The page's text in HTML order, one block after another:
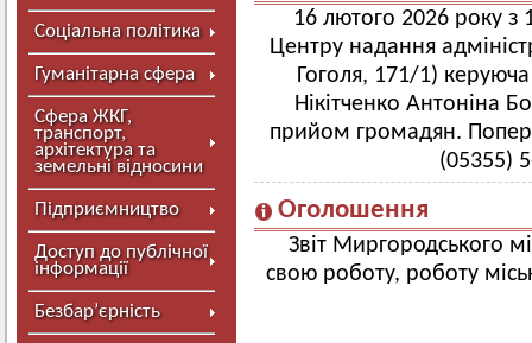
Соціальна політика
Гуманітарна сфера
Сфера ЖКГ,
транспорт,
архітектура та
земельні відносини
Підприємництво
Доступ до публічної
інформації
Безбар’єрність
16 лютого 2026 року з
Центру надання
Гоголя, 171/1)
Нікітченко Антоніна
прийом громадян.
(05355)
Оголошення
Звіт Миргородського
свою роботу, роботу